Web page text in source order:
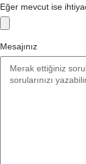
Eğer mevcut ise
Mesajınız